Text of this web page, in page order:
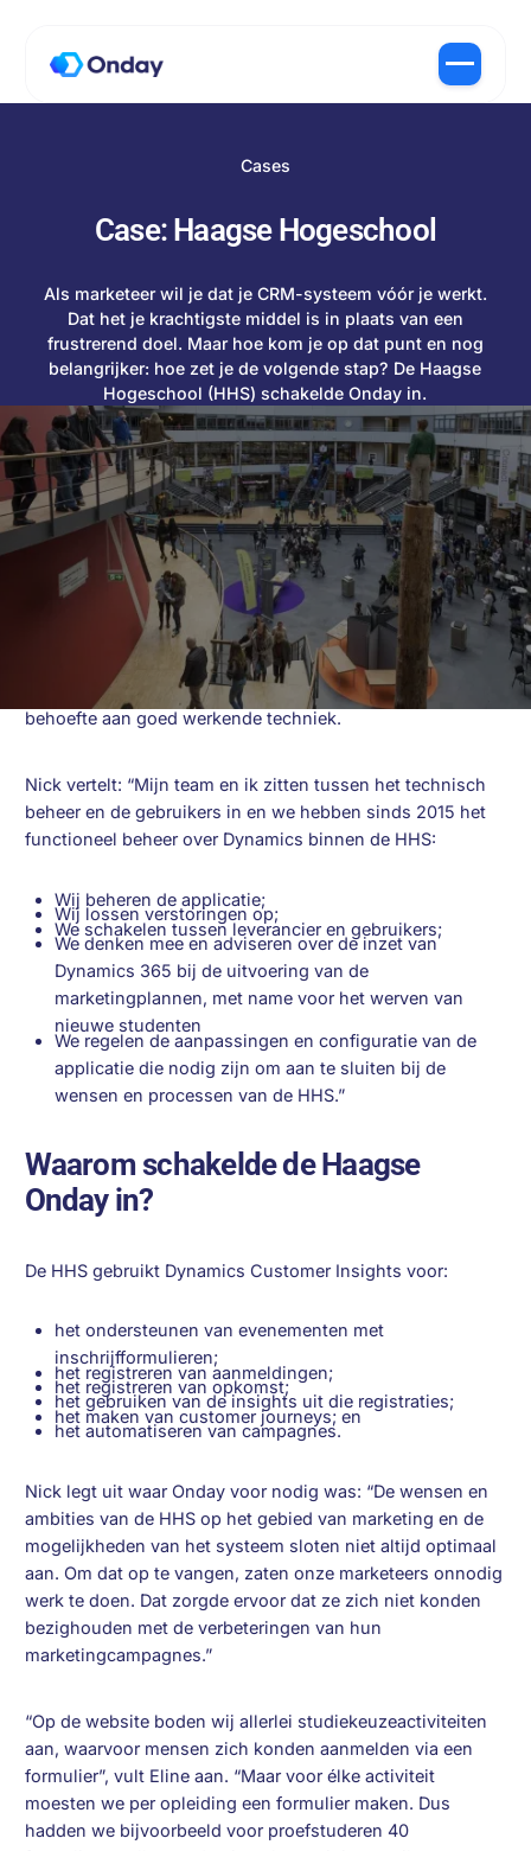
Cases
Case: Haagse Hogeschool
Als marketeer wil je dat je CRM-systeem vóór je werkt.
Dat het je krachtigste middel is in plaats van een
frustrerend doel. Maar hoe kom je op dat punt en nog
belangrijker: hoe zet je de volgende stap? De Haagse
Hogeschool (HHS) schakelde Onday in.
Wat doet HHS - en dan vooral de
Dienst Facilitaire Zaken & IT -
precies?
De Haagse Hogeschool is een HBO-opleider met ruim 100
opleidingen en vestigingen in Den Haag, Delft en
Zoetermeer. Er studeren hier bijna 26.000 studenten uit
120 landen. Een flinke organisatie dus, met een grote
behoefte aan goed werkende techniek.
Nick vertelt: “Mijn team en ik zitten tussen het technisch
beheer en de gebruikers in en we hebben sinds 2015 het
functioneel beheer over Dynamics binnen de HHS:
Wij beheren de applicatie;
Wij lossen verstoringen op;
We schakelen tussen leverancier en gebruikers;
We denken mee en adviseren over de inzet van
Dynamics 365 bij de uitvoering van de
marketingplannen, met name voor het werven van
nieuwe studenten
We regelen de aanpassingen en configuratie van de
applicatie die nodig zijn om aan te sluiten bij de
wensen en processen van de HHS.”
Waarom schakelde de Haagse
Onday in?
De HHS gebruikt Dynamics Customer Insights voor:
het ondersteunen van evenementen met
inschrijfformulieren;
het registreren van aanmeldingen;
het registreren van opkomst;
het gebruiken van de insights uit die registraties;
het maken van customer journeys; en
het automatiseren van campagnes.
Nick legt uit waar Onday voor nodig was: “De wensen en
ambities van de HHS op het gebied van marketing en de
mogelijkheden van het systeem sloten niet altijd optimaal
aan. Om dat op te vangen, zaten onze marketeers onnodig
werk te doen. Dat zorgde ervoor dat ze zich niet konden
bezighouden met de verbeteringen van hun
marketingcampagnes.”
“Op de website boden wij allerlei studiekeuzeactiviteiten
aan, waarvoor mensen zich konden aanmelden via een
formulier”, vult Eline aan. “Maar voor élke activiteit
moesten we per opleiding een formulier maken. Dus
hadden we bijvoorbeeld voor proefstuderen 40